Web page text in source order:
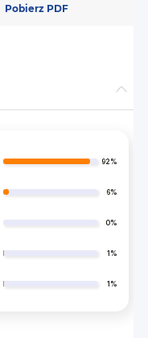
Pobierz PDF
92%
6%
0%
1%
1%